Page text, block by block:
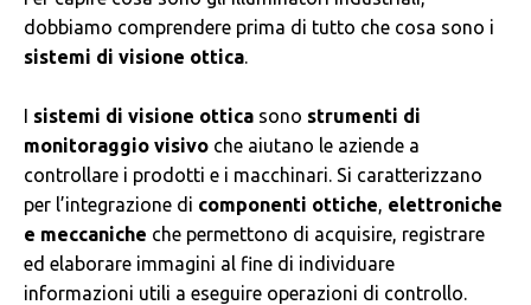
dobbiamo comprendere prima di tutto che cosa sono i
sistemi di visione ottica.
I sistemi di visione ottica sono strumenti di
monitoraggio visivo che aiutano le aziende a
controllare i prodotti e i macchinari. Si caratterizzano
per l’integrazione di componenti ottiche, elettroniche
e meccaniche che permettono di acquisire, registrare
ed elaborare immagini al fine di individuare
informazioni utili a eseguire operazioni di controllo.